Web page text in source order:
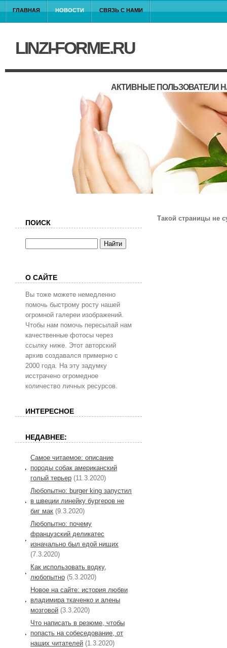
ГЛАВНАЯ НОВОСТИ СВЯЗЬ С НАМИ
LINZI-FORME.RU
АКТИВНЫЕ ПОЛЬЗОВАТЕЛИ
Такой страницы не
ПОИСК
О САЙТЕ
Вы тоже можете немедленно
помочь быстрому росту нашей
огромной галереи изображений.
Чтобы нам помочь пересылай нам
качественные фотосы через
ссылку ниже. Этот авторский
архив создавался примерно с
2000 года. На эту задумку
исстрачено огромедное
количество личных ресурсов.
ИНТЕРЕСНОЕ
НЕДАВНЕЕ:
Самое читаемое: описание
породы собак американский
голый терьер (11.3.2020)
Любопытно: burger king запустил
в швеции линейку бургеров не
биг мак (9.3.2020)
Любопытно: почему
французский деликатес
изначально был едой нищих
(7.3.2020)
Как использовать водку,
любопытно (5.3.2020)
Новое на сайте: история любви
владимира ткаченко и алены
мозговой (3.3.2020)
Что написать в резюме, чтобы
попасть на собеседование, от
наших читателей (1.3.2020)